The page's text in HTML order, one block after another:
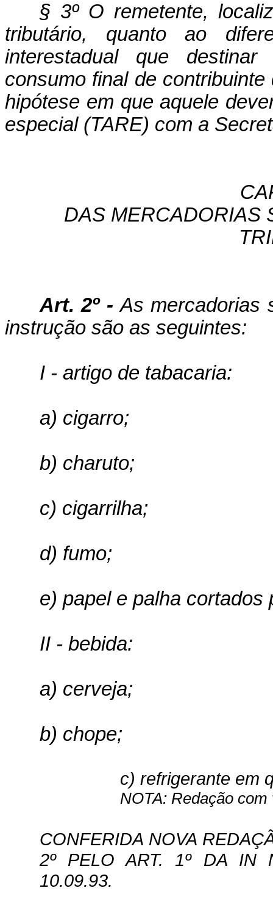
§ 3º O remetente,
tributá­rio, quanto ao
interestadual que
consumo final de
hipótese em que aquele
especial (TARE) com a
DAS MERCADORIAS
Art. 2º - As mercadorias
instrução são as seguintes:
I - artigo de tabacaria:
a) cigarro;
b) charuto;
c) cigarrilha;
d) fumo;
e) papel e palha cortados
II - bebida:
a) cerveja;
b) chope;
c) refrigerante em
NOTA: Redação
CONFERIDA NOVA
2º PELO ART. 1º DA IN
10.09.93.